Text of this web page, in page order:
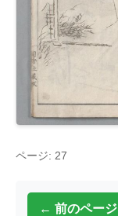
ページ: 27
← 前のページ